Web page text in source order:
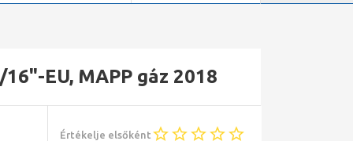
EU, MAPP gáz 2018
Értékelje elsőként